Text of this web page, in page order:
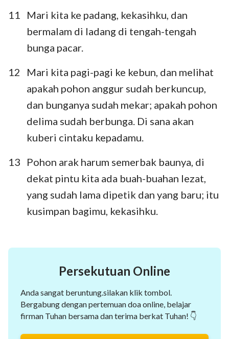
1 2 3 4 5
11
Mari kita ke padang, kekasihku, dan
bermalam di ladang di tengah-tengah
bunga pacar.
12
Mari kita pagi-pagi ke kebun, dan melihat
apakah pohon anggur sudah berkuncup,
dan bunganya sudah mekar; apakah pohon
delima sudah berbunga. Di sana akan
kuberi cintaku kepadamu.
13
Pohon arak harum semerbak baunya, di
dekat pintu kita ada buah-buahan lezat,
yang sudah lama dipetik dan yang baru; itu
kusimpan bagimu, kekasihku.
Persekutuan Online
Anda sangat beruntung.silakan klik tombol.
Bergabung dengan pertemuan doa online, belajar
firman Tuhan bersama dan terima berkat Tuhan! 👇